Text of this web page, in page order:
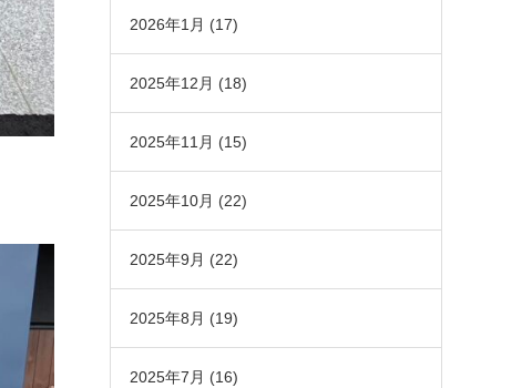
2026年1月 (17)
2025年12月 (18)
2025年11月 (15)
2025年10月 (22)
2025年9月 (22)
2025年8月 (19)
2025年7月 (16)